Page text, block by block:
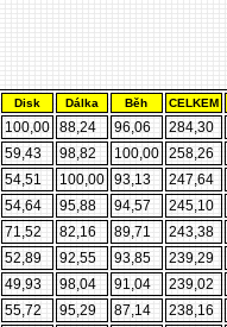
Disk Dálka Běh CELKEM
100,00 88,24 96,06
284,30
59,43 98,82 100,00 258,26
54,51 100,00 93,13
247,64
54,64 95,88 94,57
245,10
71,52 82,16 89,71
243,38
52,89 92,55 93,85
239,29
49,93 98,04 91,04
239,02
55,72 95,29 87,14
238,16